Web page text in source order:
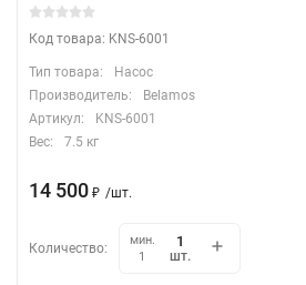
Код товара: KNS-6001
Тип товара:
Насос
Производитель:
Belamos
Артикул:
KNS-6001
Вес:
7.5 кг
14 500 ₽ /шт.
Количество:
мин.
1
шт.